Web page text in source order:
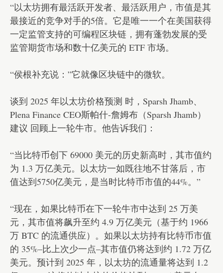
“以太坊拥有最活跃开发者、最活跃用户，市值是其
最接近的竞争对手的5倍。它是唯一一个在美国获得
一定监管支持的可编程区块链，拥有蓬勃发展的受
监管期货市场和数十亿美元的 ETF 市场。
“侯根补充说：”它就像区块链中的微软。
谈到 2025 年以太坊价格预测 时，Sparsh Jhamb、
Plena Finance CEO斯帕什-詹姆布（Sparsh Jhamb）
建议 回顾上一轮牛市。他告诉我们：
“当比特币创下 69000 美元的历史新高时，其市值约
为 1.3 万亿美元。以太坊一如既往地不甘落后，市
值达到5750亿美元，是当时比特币市值的44%。”
“现在，如果比特币在下一轮牛市中达到 25 万美
元，其市值将飙升至约 4.9 万亿美元（基于约 1966
万 BTC 的流通供应）。如果以太坊持有比特币市值
的 35%–比上次少一点–其市值仍将达到约 1.72 万亿
美元。预计到 2025 年，以太坊的流通量将达到 1.2